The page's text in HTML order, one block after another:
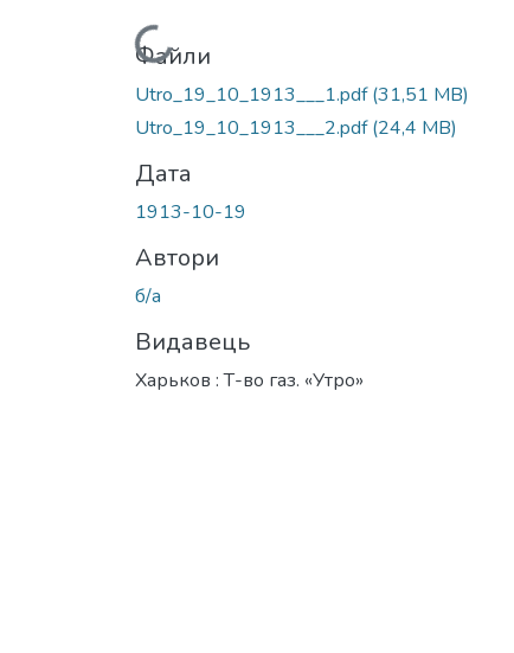
Вантажиться...
Файли
Utro_19_10_1913___1.pdf(31,51 MB)
Utro_19_10_1913___2.pdf(24,4 MB)
Дата
1913-10-19
Автори
б/а
Видавець
Харьков : Т-во газ. «Утро»